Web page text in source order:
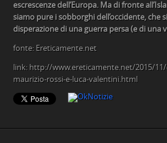
escrescenze dell’Europa. Ma di fronte
siamo pure i sobborghi dell’occidente, che
disperazione di una guerra persa (e di una
fonte: Ereticamente.net
link: http://www.ereticamente.net/2015/
maurizio-rossi-e-luca-valentini.html